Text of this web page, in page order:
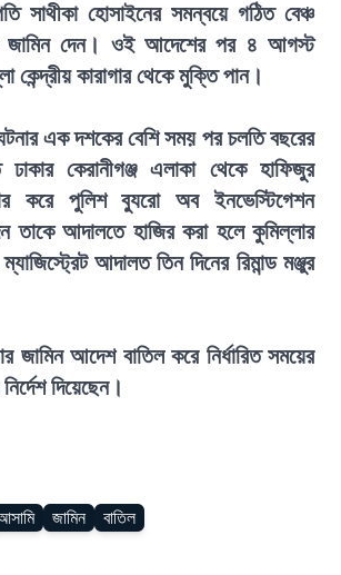
সাথীকা হোসাইনের সমন্বয়ে গঠিত বেঞ্চ
জামিন দেন। ওই আদেশের পর ৪ আগস্ট
কেন্দ্রীয় কারাগার থেকে মুক্তি পান।
এক দশকের বেশি সময় পর চলতি বছরের
কেরানীগঞ্জ এলাকা থেকে হাফিজুর
করে পুলিশ ব্যুরো অব ইনভেস্টিগেশন
তাকে আদালতে হাজির করা হলে কুমিল্লার
আদালত তিন দিনের রিমান্ড মঞ্জুর
জামিন আদেশ বাতিল করে নির্ধারিত সময়ের
দিয়েছেন।
জামিন বাতিল